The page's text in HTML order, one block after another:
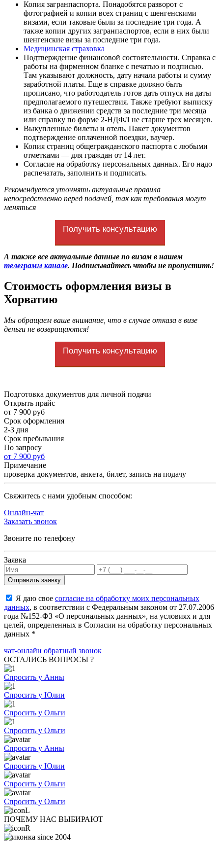
Копия загранпаспорта. Понадобятся разворот с
фотографией и копии всех страниц с шенгенскими
визами, если таковые были за последние три года. А
также копии других загранпаспортов, если в них были
шенгенские визы за последние три года.
Медицинская страховка
Подтверждение финансовой состоятельности. Справка с
работы на фирменном бланке с печатью и подписью.
Там указывают должность, дату начала работы и сумму
заработной платы. Еще в справке должно быть
прописано, что работодатель готов дать отпуск на даты
предполагаемого путешествия. Также требуют выписку
из банка о движении средств за последние три месяца
или справку по форме 2-НДФЛ не старше трех месяцев.
Выкупленные билеты и отель. Пакет документов
подтверждение оплаченной поездки, ваучер.
Копия страниц общегражданского паспорта с любыми
отметками — для граждан от 14 лет.
Согласие на обработку персональных данных. Его надо
распечатать, заполнить и подписать.
Рекомендуется уточнять актуальные правила
непосредственно перед подачей, так как требования могут
меняться
Получить консультацию
А также все актуальные данные по визам в нашем
телеграмм канале. Подписывайтесь чтобы не пропустить!
Стоимость оформления визы в
Хорватию
Мы обращаем ваше внимание, что в случае отказа в визе
деньги не возвращаются!
Получить консультацию
Подготовка документов для личной подачи
Открыть прайс
от 7 900 руб
Срок оформления
2-3 дня
Срок пребывания
По запросу
от 7 900 руб
Примечание
проверка документов, анкета, билет, запись на подачу
Cвяжитесь с нами удобным способом:
Онлайн-чат
Заказать звонок
Звоните по телефону
Заявка
Я даю свое согласие на обработку моих персональных
данных, в соответствии с Федеральным законом от 27.07.2006
года №152-ФЗ «О персональных данных», на условиях и для
целей, определенных в Согласии на обработку персональных
данных *
чат-онлайн обратный звонок
ОСТАЛИСЬ ВОПРОСЫ ?
Спросить у Анны
Спросить у Юлии
Спросить у Ольги
Спросить у Ольги
Спросить у Анны
Спросить у Юлии
Спросить у Ольги
Спросить у Ольги
ПОЧЕМУ НАС ВЫБИРАЮТ